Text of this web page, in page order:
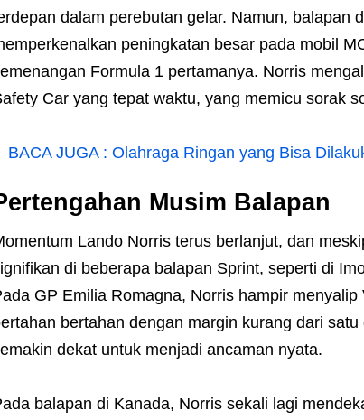
dalam perebutan gelar. Namun, balapan
peningkatan besar pada mobil
Formula 1 pertamanya. Norris
Car yang tepat waktu, yang memicu sorak
BACA JUGA : Olahraga Ringan yang Bisa
Musim Balapan
Lando Norris terus berlanjut, dan
di beberapa balapan Sprint, seperti di
GP Emilia Romagna, Norris hampir
bertahan dengan margin kurang dari
dekat untuk menjadi ancaman nyata.
balapan di Kanada, Norris sekali lagi